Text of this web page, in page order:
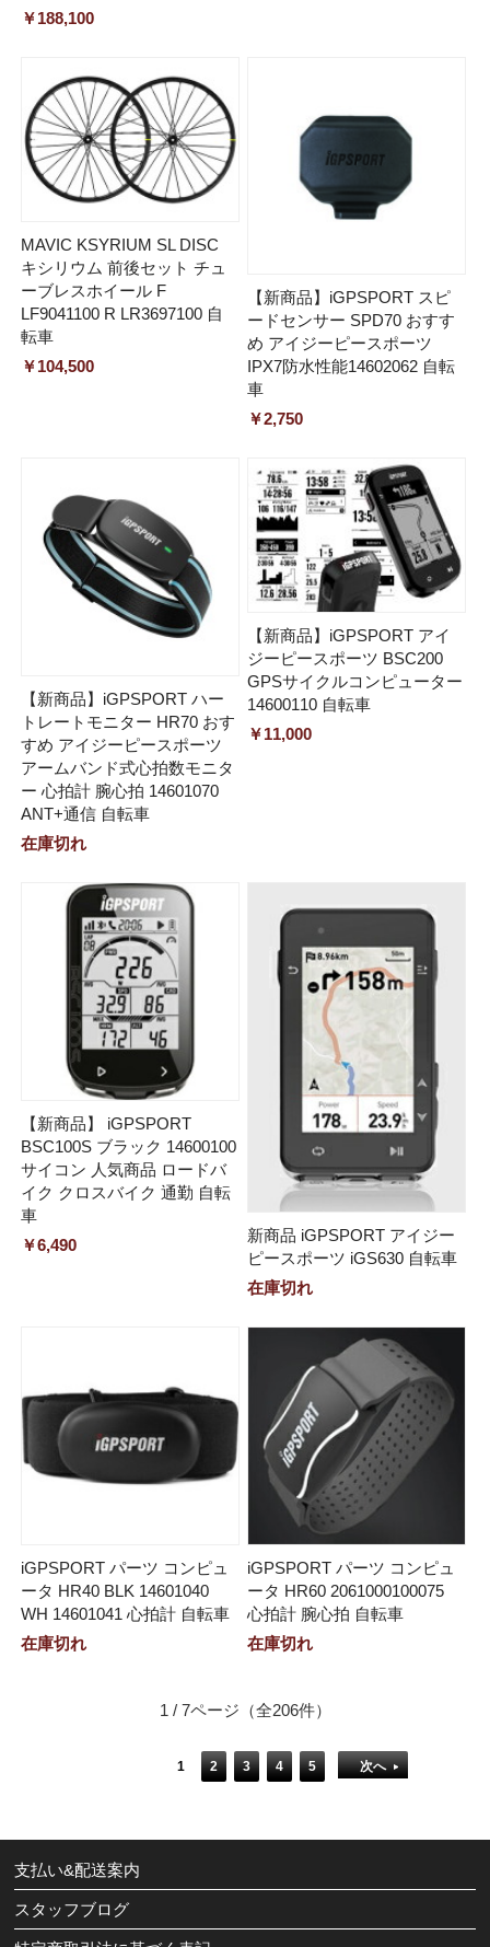
￥188,100
MAVIC KSYRIUM SL DISC
キシリウム 前後セット チュ
ーブレスホイール F
LF9041100 R LR3697100 自
転車
￥104,500
【新商品】iGPSPORT スピ
ードセンサー SPD70 おすす
め アイジーピースポーツ
IPX7防水性能14602062 自転
車
￥2,750
【新商品】iGPSPORT ハー
トレートモニター HR70 おす
すめ アイジーピースポーツ
アームバンド式心拍数モニタ
ー 心拍計 腕心拍 14601070
ANT+通信 自転車
在庫切れ
【新商品】iGPSPORT アイ
ジーピースポーツ BSC200
GPSサイクルコンピューター
14600110 自転車
￥11,000
【新商品】 iGPSPORT
BSC100S ブラック 14600100
サイコン 人気商品 ロードバ
イク クロスバイク 通勤 自転
車
￥6,490
新商品 iGPSPORT アイジー
ピースポーツ iGS630 自転車
在庫切れ
iGPSPORT パーツ コンピュ
ータ HR40 BLK 14601040
WH 14601041 心拍計 自転車
在庫切れ
iGPSPORT パーツ コンピュ
ータ HR60 2061000100075
心拍計 腕心拍 自転車
在庫切れ
1 / 7ページ （全206件）
1 2 3 4 5 次へ
支払い&配送案内
スタッフブログ